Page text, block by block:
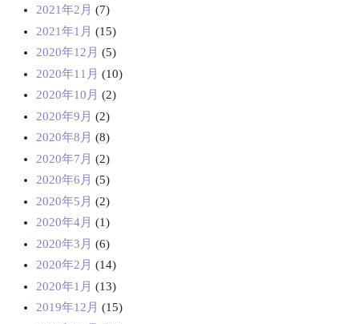
2021年2月 (7)
2021年1月 (15)
2020年12月 (5)
2020年11月 (10)
2020年10月 (2)
2020年9月 (2)
2020年8月 (8)
2020年7月 (2)
2020年6月 (5)
2020年5月 (2)
2020年4月 (1)
2020年3月 (6)
2020年2月 (14)
2020年1月 (13)
2019年12月 (15)